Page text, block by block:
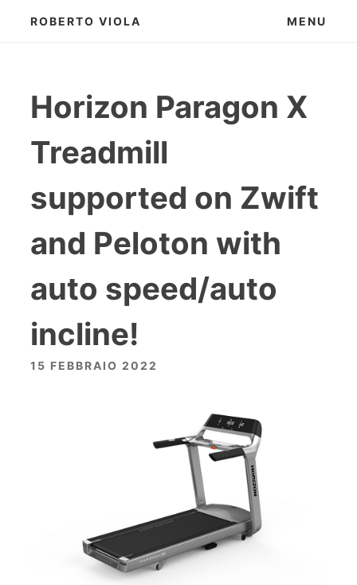
ROBERTO VIOLA MENU
Horizon Paragon X
Treadmill
supported on Zwift
and Peloton with
auto speed/auto
incline!
15 FEBBRAIO 2022